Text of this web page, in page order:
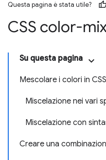
Questa pagina è stata utile?
CSS color-
Su questa pagina
Mescolare i colori in CSS
Miscelazione nei vari
Miscelazione con
Creare una